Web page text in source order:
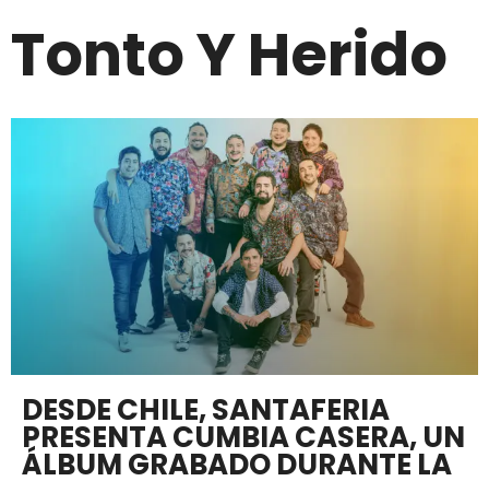
Tonto Y Herido
DESDE CHILE, SANTAFERIA
PRESENTA CUMBIA CASERA, UN
ÁLBUM GRABADO DURANTE LA